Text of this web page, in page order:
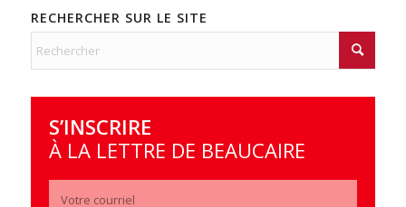
RECHERCHER SUR LE SITE
S’INSCRIRE
À LA LETTRE DE BEAUCAIRE